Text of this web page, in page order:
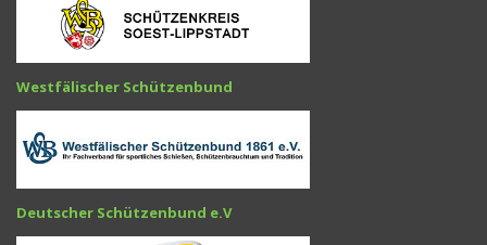
Westfälischer Schützenbund
Deutscher Schützenbund e.V